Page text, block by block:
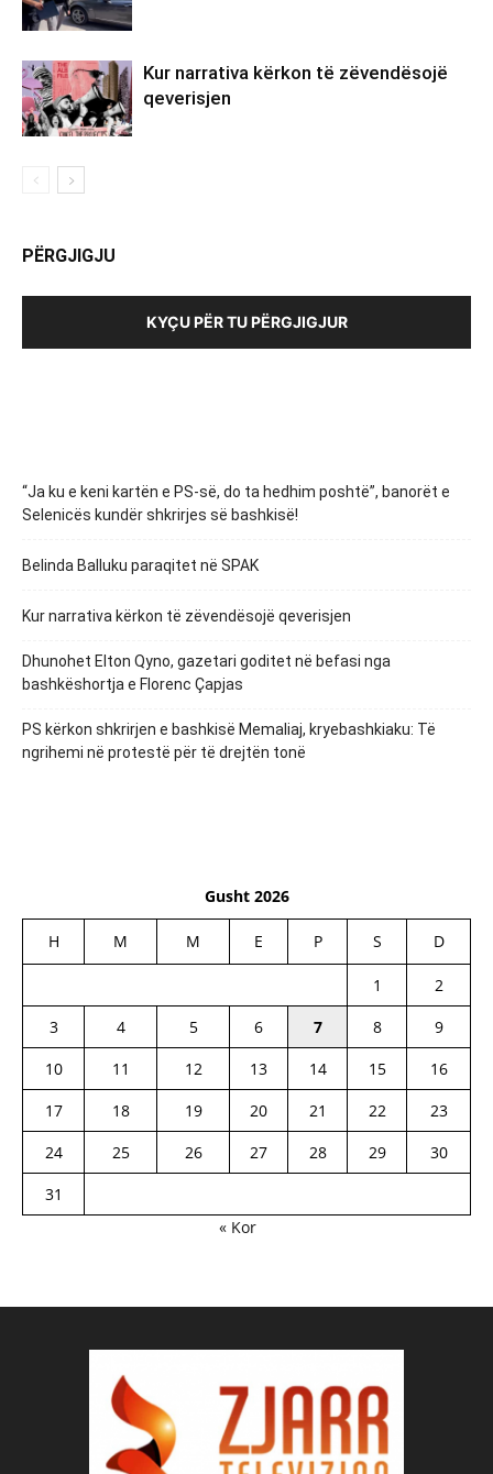
Kur narrativa kërkon të zëvendësojë
qeverisjen
PËRGJIGJU
KYÇU PËR TU PËRGJIGJUR
“Ja ku e keni kartën e PS-së, do ta hedhim poshtë”, banorët e
Selenicës kundër shkrirjes së bashkisë!
Belinda Balluku paraqitet në SPAK
Kur narrativa kërkon të zëvendësojë qeverisjen
Dhunohet Elton Qyno, gazetari goditet në befasi nga
bashkëshortja e Florenc Çapjas
PS kërkon shkrirjen e bashkisë Memaliaj, kryebashkiaku: Të
ngrihemi në protestë për të drejtën tonë
Gusht 2026
H M M E P S D
1
2
3
4 5 6 7 8
9
10
11 12 13 14 15
16
17
18 19 20 21 22
23
24
25 26 27 28 29
30
31
« Kor